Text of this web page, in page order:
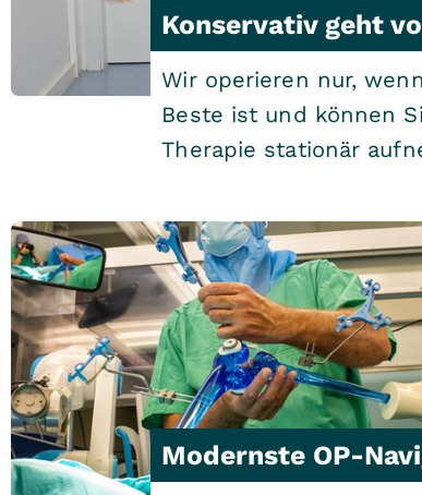
Konservativ geht
Wir operieren nur,
Beste ist und können
Therapie stationär
Modernste OP-